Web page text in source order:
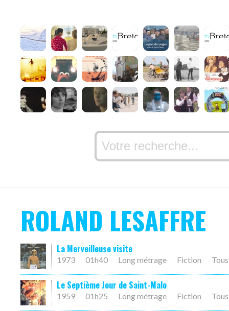
ROLAND LESAFFRE
La Merveilleuse visite
1973 01h40 Long métrage Fiction
Le Septième Jour de Saint-Malo
1959 01h25 Long métrage Fiction